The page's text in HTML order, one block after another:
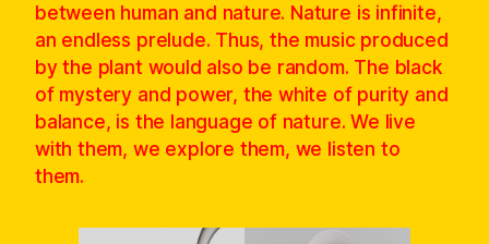
between human and nature. Nature is infinite,
an endless prelude. Thus, the music produced
by the plant would also be random. The black
of mystery and power, the white of purity and
balance, is the language of nature. We live
with them, we explore them, we listen to
them.